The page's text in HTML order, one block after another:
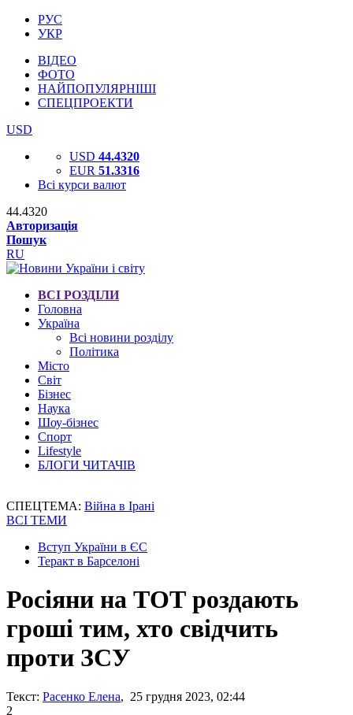
РУС
УКР
ВІДЕО
ФОТО
НАЙПОПУЛЯРНІШІ
СПЕЦПРОЕКТИ
USD
USD 44.4320
EUR 51.3316
Всі курси валют
44.4320
Авторизація
Пошук
RU
ВСІ РОЗДІЛИ
Головна
Україна
Всі новини розділу
Політика
Місто
Світ
Бізнес
Наука
Шоу-бізнес
Спорт
Lifestyle
БЛОГИ ЧИТАЧІВ
СПЕЦТЕМА: Війна в Ірані
ВСІ ТЕМИ
Вступ України в ЄС
Теракт в Барселоні
Росіяни на ТОТ роздають
гроші тим, хто свідчить
проти ЗСУ
Текст: Расенко Елена, 25 грудня 2023, 02:44
2